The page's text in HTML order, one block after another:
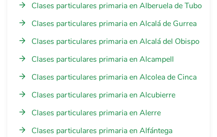
Clases particulares primaria en Alberuela de Tubo
Clases particulares primaria en Alcalá de Gurrea
Clases particulares primaria en Alcalá del Obispo
Clases particulares primaria en Alcampell
Clases particulares primaria en Alcolea de Cinca
Clases particulares primaria en Alcubierre
Clases particulares primaria en Alerre
Clases particulares primaria en Alfántega